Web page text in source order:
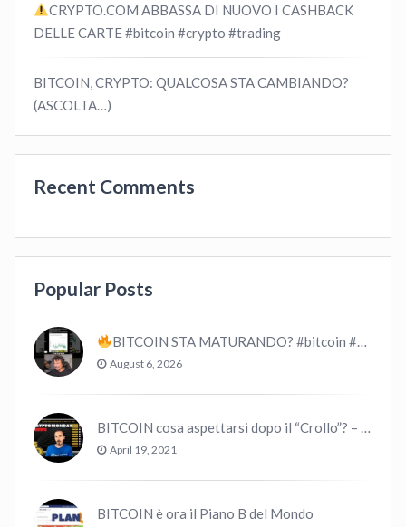
CRYPTO.COM ABBASSA DI NUOVO I CASHBACK
DELLE CARTE #bitcoin #crypto #trading
BITCOIN, CRYPTO: QUALCOSA STA CAMBIANDO?
(ASCOLTA…)
Recent Comments
Popular Posts
BITCOIN STA MATURANDO? #bitcoin #crypto #trading
August 6, 2026
BITCOIN cosa aspettarsi dopo il “Crollo”? – CryptoMonday NEWS w16/’21
April 19, 2021
BITCOIN è ora il Piano B del Mondo